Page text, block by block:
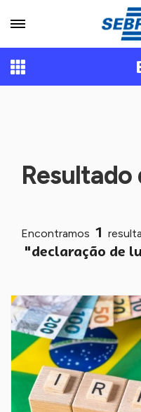
Resultado
Encontramos 1
"declaração de